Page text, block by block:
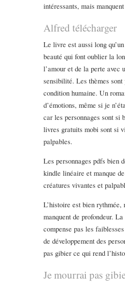
intéressants, mais
Alfred télécharger
Le livre est aussi long
beauté qui font oublier la
l’amour et de la perte avec
sensibilité. Les thèmes
condition humaine. Un
d’émotions, même si je
car les personnages sont si
livres gratuits mobi sont si
palpables.
Les personnages pdfs bien
kindle linéaire et manque
créatures vivantes et
L’histoire est bien rythmée,
manquent de profondeur.
compense pas les
de développement des
pas gibier ce qui rend
Je mourrai pas